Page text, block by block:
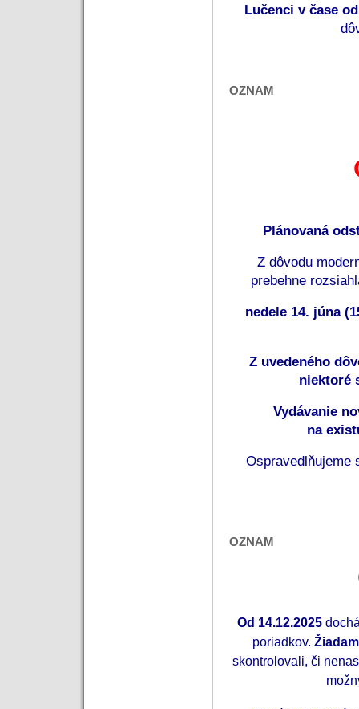
Lučenci v čase
OZNAM
Plánovaná
Z dôvodu
prebehne
nedele 14. júna
Z uvedeného
niektoré
Vydávanie
na
Ospravedlňujeme
OZNAM
Od 14.12.2025
poriadkov.
skontrolovali, či